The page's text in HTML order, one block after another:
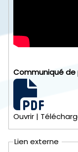
Communiqué de
Ouvrir |
Lien externe